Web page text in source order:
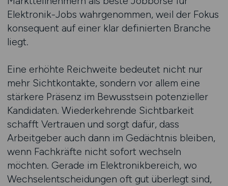
Elektronik-Jobs wahrgenommen, weil der Fokus
konsequent auf einer klar definierten Branche
liegt.
Eine erhöhte Reichweite bedeutet nicht nur
mehr Sichtkontakte, sondern vor allem eine
stärkere Präsenz im Bewusstsein potenzieller
Kandidaten. Wiederkehrende Sichtbarkeit
schafft Vertrauen und sorgt dafür, dass
Arbeitgeber auch dann im Gedächtnis bleiben,
wenn Fachkräfte nicht sofort wechseln
möchten. Gerade im Elektronikbereich, wo
Wechselentscheidungen oft gut überlegt sind,